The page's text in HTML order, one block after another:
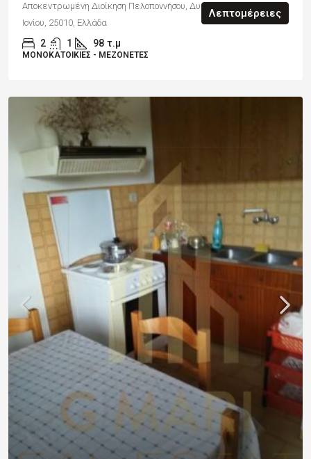
Αποκεντρωμένη Διοίκηση Πελοποννήσου, Δυτικής Ελλάδας και
Ιονίου, 25010, Ελλάδα
2 1 98 τ.μ
ΜΟΝΟΚΑΤΟΙΚΊΕΣ - ΜΕΖΟΝΈΤΕΣ
Λεπτομέρειες